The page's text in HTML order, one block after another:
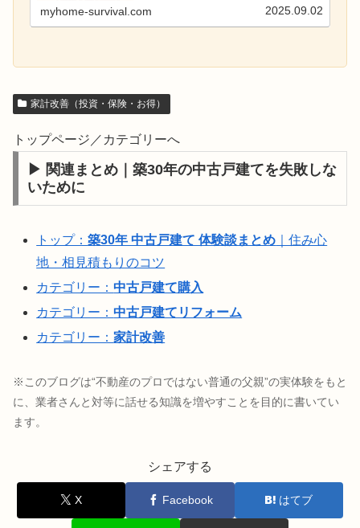
若い頃のような体力はなくても、健康的な生活を
続けることで、長年の...
myhome-survival.com 2025.09.02
家計改善（投資・保険・お得）
トップページ／カテゴリーへ
▶ 関連まとめ｜築30年の中古戸建てを失敗しな
いために
トップ：築30年 中古戸建て 体験談まとめ ｜住み心
地・相見積もりのコツ
カテゴリー：中古戸建て購入
カテゴリー：中古戸建てリフォーム
カテゴリー：家計改善
※このブログは“不動産のプロではない普通の父親”の実体験をもと
に、業者さんと対等に話せる知識を増やすことを目的に書いてい
ます。
シェアする
X Facebook はてブ